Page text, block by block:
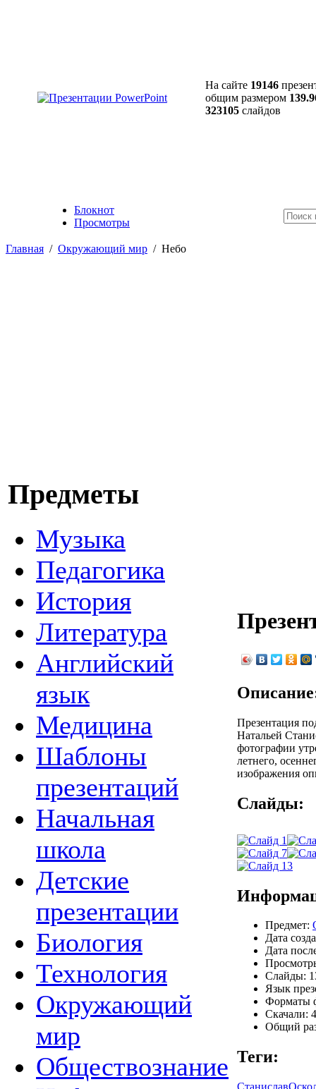
На сайте 19146
общим размером
323105 слайдов
Блокнот
Просмотры
Главная / Окружающий мир / Небо
Предметы
Музыка
Педагогика
История
Литература
Английский
язык
Медицина
Шаблоны
презентаций
Начальная
школа
Детские
презентации
Биология
Технология
Окружающий
мир
Обществознание
Презентация
Натальей
фотографии
летнего,
изображения
Слайды:
Предмет:
Дата
Дата
Слайды:
Язык
Форматы
Скачали:
Общий
Теги: